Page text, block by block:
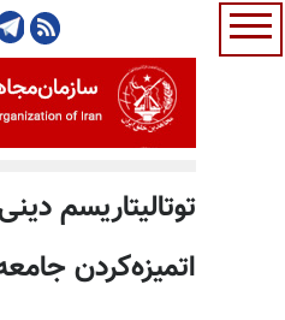
توتالیتاریسم
اتمیزه‌کردن